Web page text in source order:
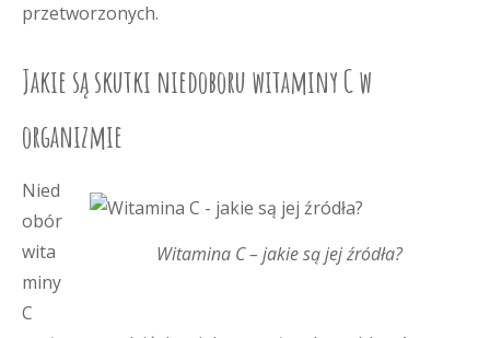
przetworzonych.
Jakie są skutki niedoboru witaminy C w
organizmie
Witamina C – jakie są jej źródła?
Nied
obór
wita
miny
C